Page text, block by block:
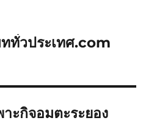
ทั่วประเทศ.com
ะกิจอมตะระยอง